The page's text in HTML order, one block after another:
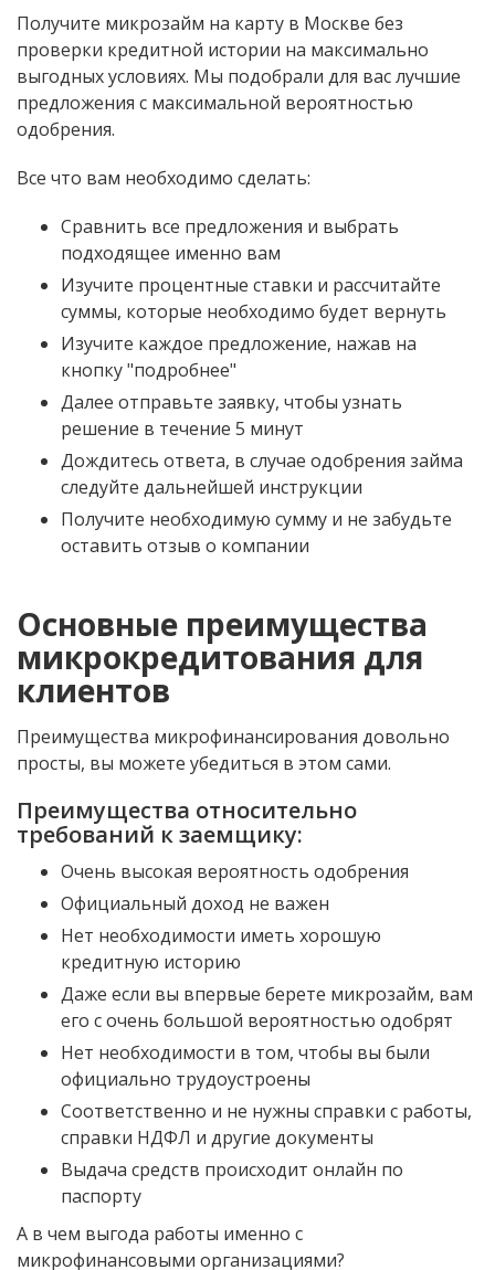
Получите микрозайм на карту в Москве без
проверки кредитной истории на максимально
выгодных условиях. Мы подобрали для вас лучшие
предложения с максимальной вероятностью
одобрения.
Все что вам необходимо сделать:
Сравнить все предложения и выбрать
подходящее именно вам
Изучите процентные ставки и рассчитайте
суммы, которые необходимо будет вернуть
Изучите каждое предложение, нажав на
кнопку "подробнее"
Далее отправьте заявку, чтобы узнать
решение в течение 5 минут
Дождитесь ответа, в случае одобрения займа
следуйте дальнейшей инструкции
Получите необходимую сумму и не забудьте
оставить отзыв о компании
Основные преимущества
микрокредитования для
клиентов
Преимущества микрофинансирования довольно
просты, вы можете убедиться в этом сами.
Преимущества относительно
требований к заемщику:
Очень высокая вероятность одобрения
Официальный доход не важен
Нет необходимости иметь хорошую
кредитную историю
Даже если вы впервые берете микрозайм, вам
его с очень большой вероятностью одобрят
Нет необходимости в том, чтобы вы были
официально трудоустроены
Соответственно и не нужны справки с работы,
справки НДФЛ и другие документы
Выдача средств происходит онлайн по
паспорту
А в чем выгода работы именно с
микрофинансовыми организациями?